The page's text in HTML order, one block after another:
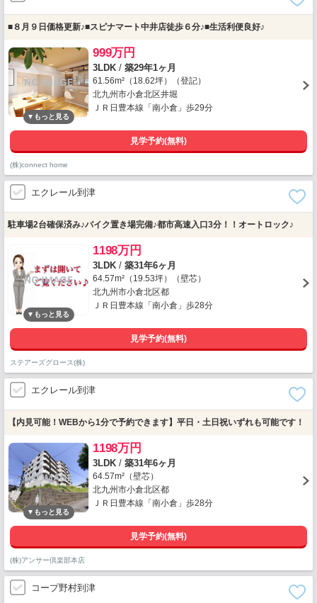
■８月９日価格更新♪■スピナマート中井店徒歩６分♪■生活利便良好♪
999万円
3LDK / 築29年1ヶ月
61.56m²（18.62坪）（登記）
北九州市小倉北区井堀
ＪＲ日豊本線「南小倉」歩29分
見学予約(無料)
(株)connect home
エクレール到津
駐車場2台確保済み♪バイク置き場完備♪都市高速入口3分！！オートロック♪
1198万円
3LDK / 築31年6ヶ月
64.57m²（19.53坪）（壁芯）
北九州市小倉北区都
ＪＲ日豊本線「南小倉」歩28分
見学予約(無料)
ステアーズグロース(株)
エクレール到津
【内見可能！WEBから1分で予約できます】平日・土日祝いずれも可能です！
1198万円
3LDK / 築31年6ヶ月
64.57m²（壁芯）
北九州市小倉北区都
ＪＲ日豊本線「南小倉」歩28分
見学予約(無料)
(株)アンサー倶楽部本店
コープ野村到津